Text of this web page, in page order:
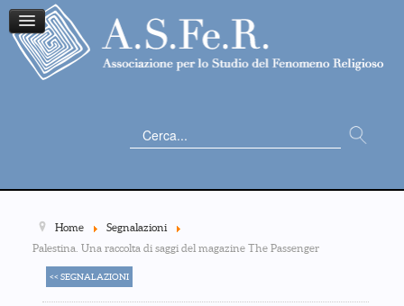
Cerca...
Home
Segnalazioni
Palestina. Una raccolta di saggi del magazine The Passenger
<< SEGNALAZIONI